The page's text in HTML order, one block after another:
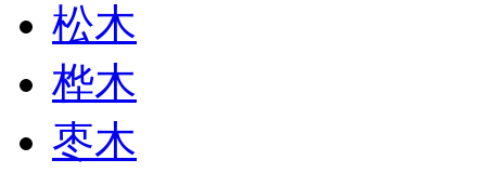
松木
桦木
枣木